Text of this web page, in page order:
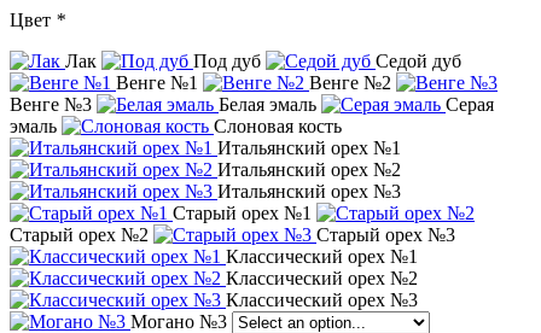
Цвет *
Лак
Под дуб
Седой дуб
Венге №1
Венге №2
Венге №3
Белая эмаль
Серая
эмаль
Слоновая кость
Итальянский орех №1
Итальянский орех №2
Итальянский орех №3
Старый орех №1
Старый орех №2
Старый орех №3
Классический орех №1
Классический орех №2
Классический орех №3
Могано №3